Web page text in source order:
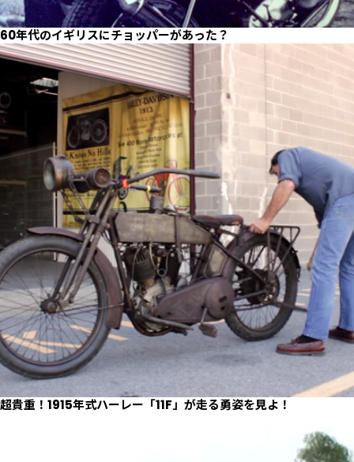
60年代のイギリスにチョッパーがあった？
超貴重！1915年式ハーレー「11F」が走る勇姿を見よ！